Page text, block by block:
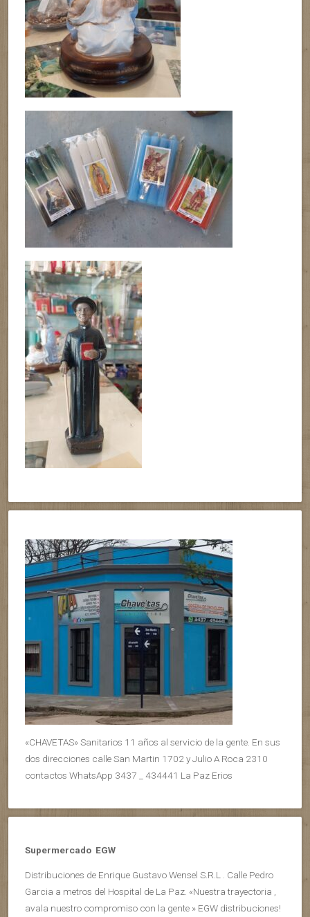
«CHAVETAS» Sanitarios 11 años al servicio de la gente. En sus
dos direcciones calle San Martin 1702 y Julio A Roca 2310
contactos WhatsApp 3437 _ 434441 La Paz Erios
Supermercado EGW
Distribuciones de Enrique Gustavo Wensel S.R.L . Calle Pedro
Garcia a metros del Hospital de La Paz. «Nuestra trayectoria ,
avala nuestro compromiso con la gente » EGW distribuciones!